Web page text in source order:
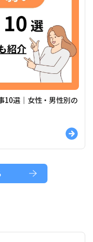
10選｜女性・男性別の